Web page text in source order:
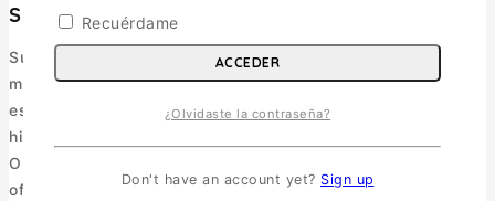
Surmaquetas
Surmaquetas es una tienda online de maquetismo y
modelismo ubicada en Valdivia, Región de Los Ríos. Nos
especializamos en maquetismo militar, figuras, libros de
historia y accesorios.
Operamos como e-commerce, enviando a todo Chile y
ofreciendo una selección pensada para coleccionistas y
Recuérdame
ACCEDER
¿Olvidaste la contraseña?
Don't have an account yet? Sign up